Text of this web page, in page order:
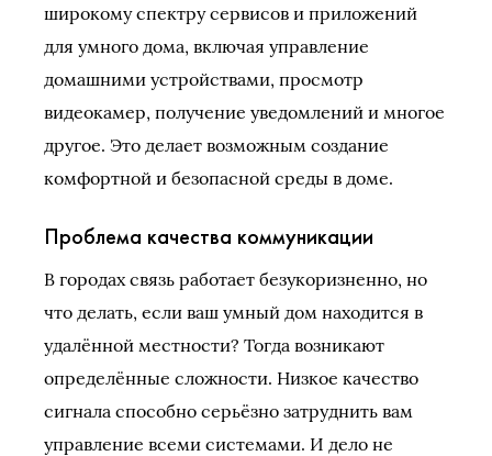
широкому спектру сервисов и приложений
для умного дома, включая управление
домашними устройствами, просмотр
видеокамер, получение уведомлений и многое
другое. Это делает возможным создание
комфортной и безопасной среды в доме.
Проблема качества коммуникации
В городах связь работает безукоризненно, но
что делать, если ваш умный дом находится в
удалённой местности? Тогда возникают
определённые сложности. Низкое качество
сигнала способно серьёзно затруднить вам
управление всеми системами. И дело не